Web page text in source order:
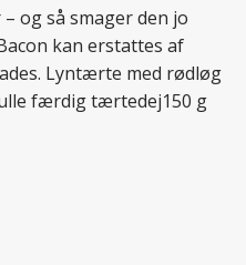
og så smager den jo
kan erstattes af
Lyntærte med rødløg
færdig tærtedej150 g